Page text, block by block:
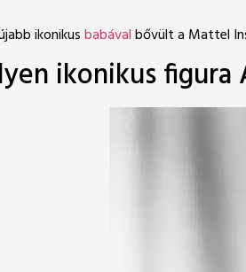
ikonikusbabávalbővült a Mattel
ikonikus figura